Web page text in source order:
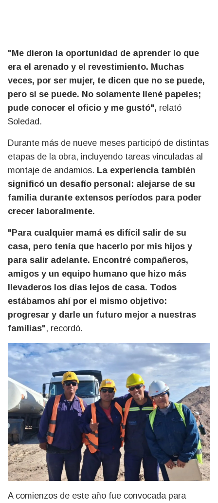
"Me dieron la oportunidad de aprender lo que
era el arenado y el revestimiento. Muchas
veces, por ser mujer, te dicen que no se puede,
pero sí se puede. No solamente llené papeles;
pude conocer el oficio y me gustó", relató
Soledad.
Durante más de nueve meses participó de distintas
etapas de la obra, incluyendo tareas vinculadas al
montaje de andamios. La experiencia también
significó un desafío personal: alejarse de su
familia durante extensos períodos para poder
crecer laboralmente.
"Para cualquier mamá es difícil salir de su
casa, pero tenía que hacerlo por mis hijos y
para salir adelante. Encontré compañeros,
amigos y un equipo humano que hizo más
llevaderos los días lejos de casa. Todos
estábamos ahí por el mismo objetivo:
progresar y darle un futuro mejor a nuestras
familias", recordó.
A comienzos de este año fue convocada para